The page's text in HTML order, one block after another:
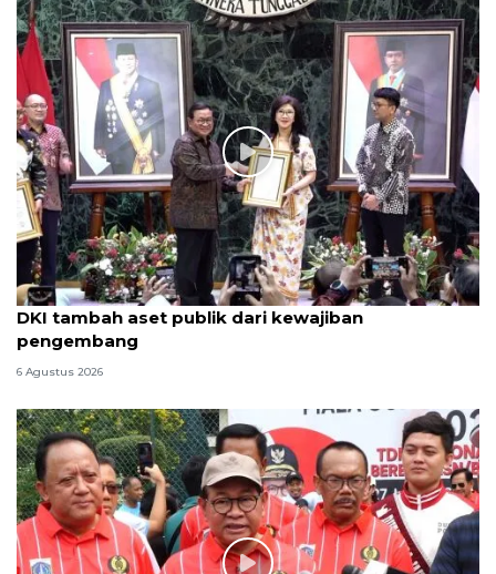
DKI tambah aset publik dari kewajiban
pengembang
6 Agustus 2026